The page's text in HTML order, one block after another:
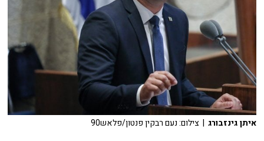
איתן גינזבורג | צילום: נעם רבקין פנטון/פלאש90